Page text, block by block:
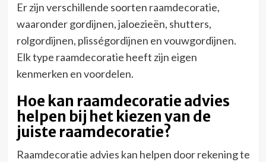
Er zijn verschillende soorten raamdecoratie,
waaronder gordijnen, jaloezieën, shutters,
rolgordijnen, plisségordijnen en vouwgordijnen.
Elk type raamdecoratie heeft zijn eigen
kenmerken en voordelen.
Hoe kan raamdecoratie advies
helpen bij het kiezen van de
juiste raamdecoratie?
Raamdecoratie advies kan helpen door rekening te